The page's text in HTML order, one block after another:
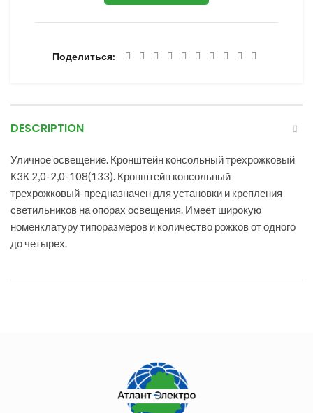
Поделиться
DESCRIPTION
Уличное освещение. Кронштейн консольный трехрожковый
К3К 2,0-2,0-108(133). Кронштейн консольный
трехрожковый-предназначен для установки и крепления
светильников на опорах освещения. Имеет широкую
номенклатуру типоразмеров и количество рожков от одного
до четырех.